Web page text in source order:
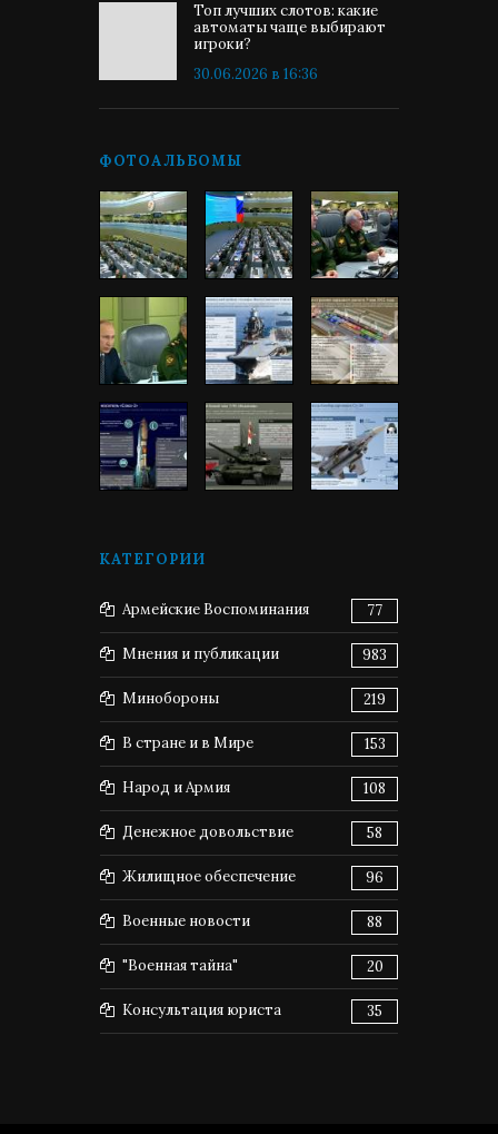
Топ лучших слотов: какие
автоматы чаще выбирают
игроки?
30.06.2026 в 16:36
ФОТОАЛЬБОМЫ
КАТЕГОРИИ
Армейские Воспоминания 77
Мнения и публикации 983
Минобороны 219
В стране и в Мире 153
Народ и Армия 108
Денежное довольствие 58
Жилищное обеспечение 96
Военные новости 88
"Военная тайна" 20
Консультация юриста 35